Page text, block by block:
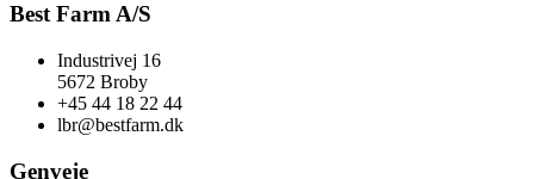
Best Farm A/S
Industrivej 16
5672 Broby
+45 44 18 22 44
lbr@bestfarm.dk
Genveje